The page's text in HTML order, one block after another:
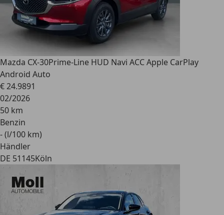
Mazda CX-30Prime-Line HUD Navi ACC Apple CarPlay
Android Auto
€ 24.9891
02/2026
50 km
Benzin
- (l/100 km)
Händler
DE 51145Köln